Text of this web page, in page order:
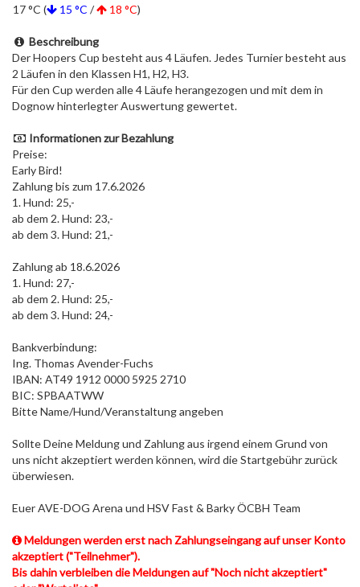
17 °C (
15 °C / 18 °C)
Beschreibung
Der Hoopers Cup besteht aus 4 Läufen. Jedes Turnier besteht aus
2 Läufen in den Klassen H1, H2, H3.
Für den Cup werden alle 4 Läufe herangezogen und mit dem in
Dognow hinterlegter Auswertung gewertet.
Informationen zur Bezahlung
Preise:
Early Bird!
Zahlung bis zum 17.6.2026
1. Hund: 25,-
ab dem 2. Hund: 23,-
ab dem 3. Hund: 21,-
Zahlung ab 18.6.2026
1. Hund: 27,-
ab dem 2. Hund: 25,-
ab dem 3. Hund: 24,-
Bankverbindung:
Ing. Thomas Avender-Fuchs
IBAN: AT49 1912 0000 5925 2710
BIC: SPBAATWW
Bitte Name/Hund/Veranstaltung angeben
Sollte Deine Meldung und Zahlung aus irgend einem Grund von
uns nicht akzeptiert werden können, wird die Startgebühr zurück
überwiesen.
Euer AVE-DOG Arena und HSV Fast & Barky ÖCBH Team
Meldungen werden erst nach Zahlungseingang auf unser Konto
akzeptiert ("Teilnehmer").
Bis dahin verbleiben die Meldungen auf "Noch nicht akzeptiert"